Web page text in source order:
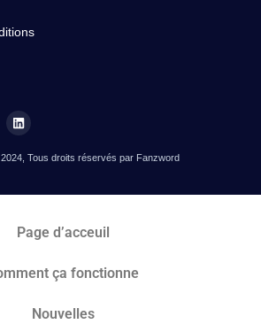
Tous droits réservés par Fanzword
Page d’acceuil
ça fonctionne
Nouvelles